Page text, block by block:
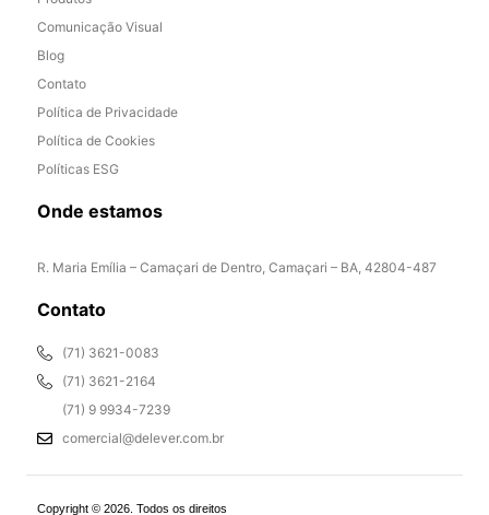
Comunicação Visual
Blog
Contato
Política de Privacidade
Política de Cookies
Políticas ESG
Onde estamos
R. Maria Emília – Camaçari de Dentro, Camaçari – BA, 42804-487
Contato
(71) 3621-0083
(71) 3621-2164
(71) 9 9934-7239
comercial@delever.com.br
Copyright © 2026. Todos os direitos